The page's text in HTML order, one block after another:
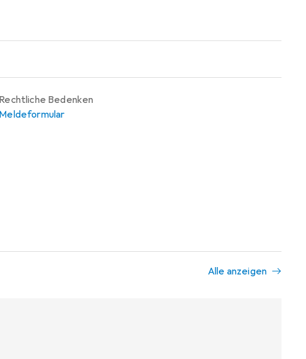
Rechtliche Bedenken
Meldeformular
Alle anzeigen